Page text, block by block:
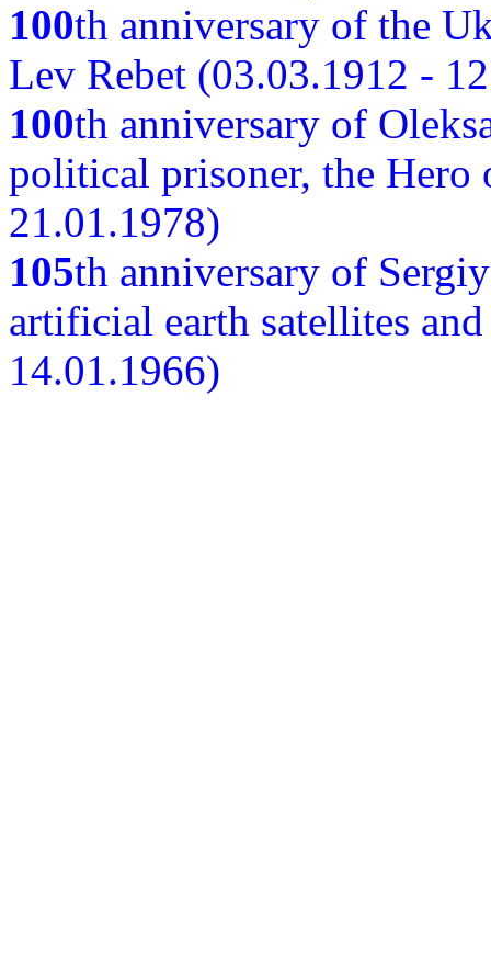
100th anniversary of the
Lev Rebet (03.03.1912 -
100th anniversary of
political prisoner, the
21.01.1978)
105th anniversary of
artificial earth satellites
14.01.1966)